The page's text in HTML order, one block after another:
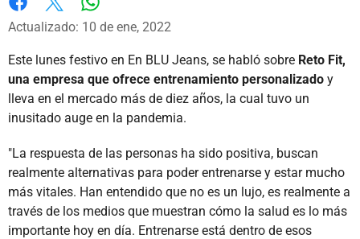
Facebook
X
Actualizado: 10 de ene, 2022
Este lunes festivo en En BLU Jeans, se habló sobre Reto Fit,
una empresa que ofrece entrenamiento personalizado y
lleva en el mercado más de diez años, la cual tuvo un
inusitado auge en la pandemia.
"La respuesta de las personas ha sido positiva, buscan
realmente alternativas para poder entrenarse y estar mucho
más vitales. Han entendido que no es un lujo, es realmente a
través de los medios que muestran cómo la salud es lo más
importante hoy en día. Entrenarse está dentro de esos